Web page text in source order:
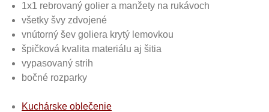
1x1 rebrovaný golier a manžety na rukávoch
všetky švy zdvojené
vnútorný šev goliera krytý lemovkou
špičková kvalita materiálu aj šitia
vypasovaný strih
bočné rozparky
Kuchárske oblečenie